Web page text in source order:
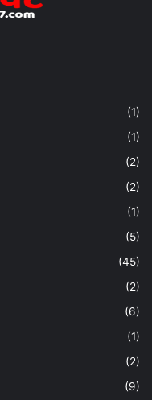
(1)
(1)
(2)
(2)
(1)
(5)
(45)
(2)
(6)
(1)
(2)
(9)